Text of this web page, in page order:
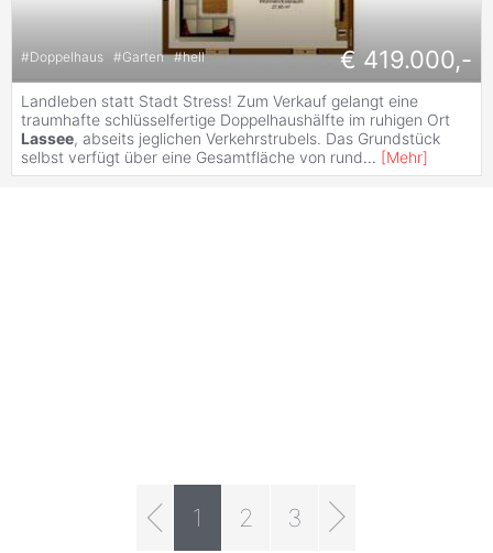
#Doppelhaus #Garten #hell € 419.000,-
Landleben statt Stadt Stress! Zum Verkauf gelangt eine
traumhafte schlüsselfertige Doppelhaushälfte im ruhigen Ort
Lassee, abseits jeglichen Verkehrstrubels. Das Grundstück
selbst verfügt über eine Gesamtfläche von rund... [Mehr]
1 2 3